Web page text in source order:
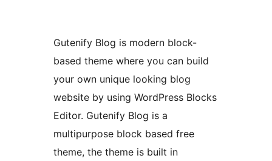
Gutenify Blog is modern block-
based theme where you can build
your own unique looking blog
website by using WordPress Blocks
Editor. Gutenify Blog is a
multipurpose block based free
theme, the theme is built in